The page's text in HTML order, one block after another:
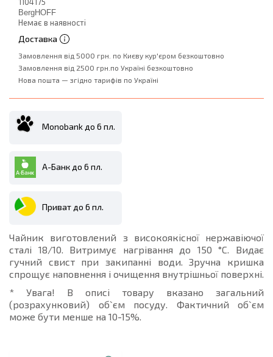
BergHOFF
Немає в наявності
Доставка
Замовлення від 5000 грн. по Києву кур'єром безкоштовно
Замовлення від 2500 грн.по Україні безкоштовно
Нова пошта — згідно тарифів по Україні
Monobank до 6 пл.
А-Банк до 6 пл.
Приват до 6 пл.
Чайник виготовлений з високоякісної нержавіючої
сталі 18/10. Витримує нагрівання до 150 °C. Видає
гучний свист при закипанні води. Зручна кришка
спрощує наповнення і очищення внутрішньої поверхні.
* Увага! В описі товару вказано загальний
(розрахунковий) об`єм посуду. Фактичний об`єм
може бути менше на 10-15%.